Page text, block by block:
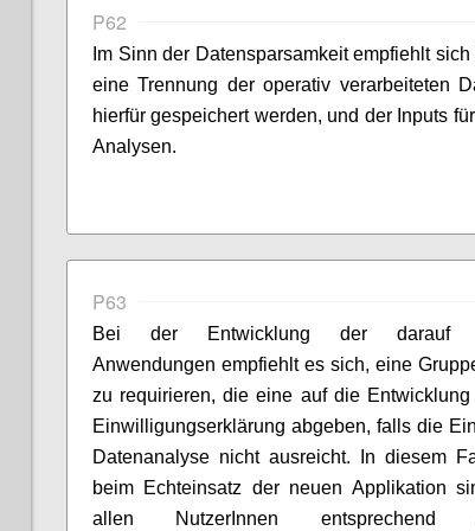
P62
Im Sinn der Datensparsamkeit empfiehlt sich
eine Trennung der operativ verarbeiteten
hierfür gespeichert werden, und der Inputs
Analysen.
P63
Bei der Entwicklung der darauf
Anwendungen empfiehlt es sich, eine
zu requirieren, die eine auf die Entwicklung
Einwilligungserklärung abgeben, falls die
Datenanalyse nicht ausreicht. In diesem
beim Echteinsatz der neuen Applikation
allen NutzerInnen entsprechend